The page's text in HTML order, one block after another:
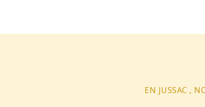
EN JUSSAC ,